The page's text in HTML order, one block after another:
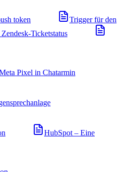
token
Trigger für den
Ticketstatus
Pixel in Chatarmin
HubSpot – Eine